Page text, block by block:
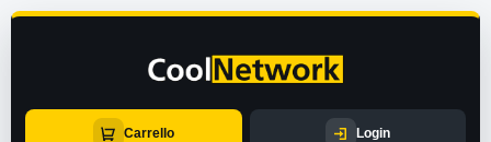
Carrello Login